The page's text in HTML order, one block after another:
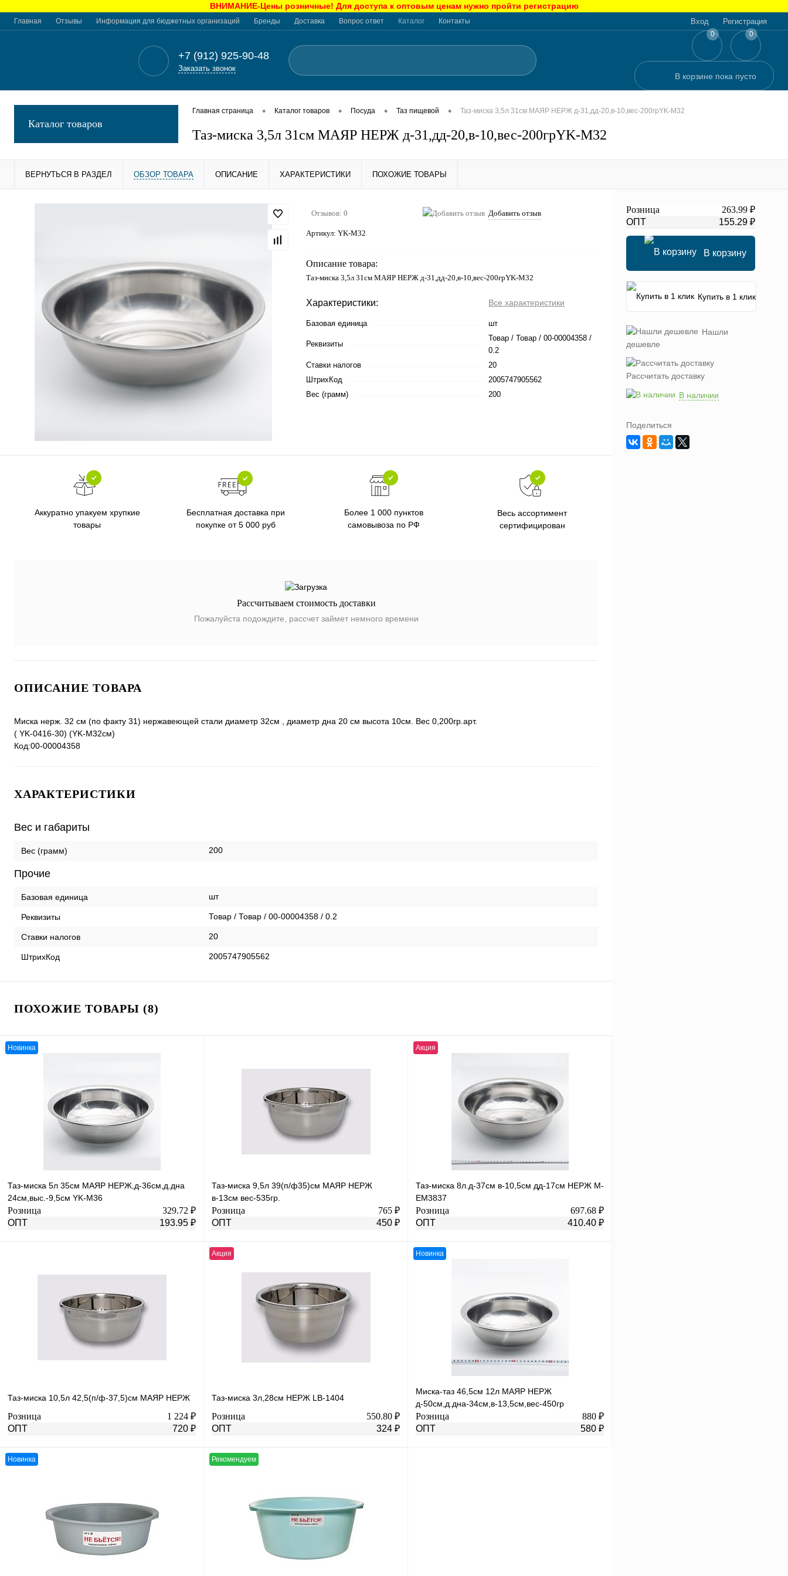
ВНИМАНИЕ-Цены розничные! Для доступа к оптовым ценам нужно пройти регистрацию
Главная Отзывы Информация для бюджетных организаций Бренды Доставка Вопрос ответ Каталог Контакты Вход Регистрация
+7 (912) 925-90-48
Заказать звонок
0 0
В корзине пока пусто
Каталог товаров
Главная страница • Каталог товаров • Посуда • Таз пищевой • Таз-миска 3,5л 31см МАЯР НЕРЖ д-31,дд-20,в-10,вес-200грYK-M32
Таз-миска 3,5л 31см МАЯР НЕРЖ д-31,дд-20,в-10,вес-200грYK-M32
ВЕРНУТЬСЯ В РАЗДЕЛ ОБЗОР ТОВАРА ОПИСАНИЕ ХАРАКТЕРИСТИКИ ПОХОЖИЕ ТОВАРЫ
Отзывов: 0 Добавить отзыв
Артикул: YK-M32
Описание товара:
Таз-миска 3,5л 31см МАЯР НЕРЖ д-31,дд-20,в-10,вес-200грYK-M32
Характеристики: Все характеристики
Базовая единица шт
Реквизиты
Товар / Товар / 00-00004358 /
0.2
Ставки налогов
20
ШтрихКод
2005747905562
Вес (грамм)
200
Аккуратно упакуем хрупкие
товары
Бесплатная доставка при
покупке от 5 000 руб
Более 1 000 пунктов
самовывоза по РФ
Весь ассортимент
сертифицирован
Рассчитываем стоимость доставки
Пожалуйста подождите, рассчет займет немного времени
ОПИСАНИЕ ТОВАРА
Миска нерж. 32 см (по факту 31) нержавеющей стали диаметр 32см , диаметр дна 20 см высота 10см. Вес 0,200гр.арт.
( YK-0416-30) (YK-M32см)
Код:00-00004358
ХАРАКТЕРИСТИКИ
Вес и габариты
Вес (грамм) 200
Прочие
Базовая единица шт
Реквизиты Товар / Товар / 00-00004358 / 0.2
Ставки налогов 20
ШтрихКод 2005747905562
ПОХОЖИЕ ТОВАРЫ (8)
Новинка
Таз-миска 5л 35см МАЯР НЕРЖ,д-36см,д.дна
24см,выс.-9,5см YK-M36
Розница
329.72 ₽
ОПТ
193.95 ₽
Купить в 1 клик К сравнению
наличии
Таз-миска 9,5л 39(п/ф35)см МАЯР НЕРЖ
в-13см вес-535гр.
Розница
765 ₽
ОПТ
450 ₽
Купить в 1 клик К сравнению
наличии
Акция
Таз-миска 8л.д-37см в-10,5см дд-17см НЕРЖ М-
ЕМ3837
Розница
697.68 ₽
ОПТ
410.40 ₽
Купить в 1 клик К сравнению
В избранное
наличии
Таз-миска 10,5л 42,5(п/ф-37,5)см МАЯР НЕРЖ
Розница
1 224 ₽
ОПТ
720 ₽
К сравнению
В избранное
наличии
Акция
Таз-миска 3л,28см НЕРЖ LB-1404
Розница
550.80 ₽
ОПТ
324 ₽
Купить в 1 клик К сравнению
В избранное
Новинка
Миска-таз 46,5см 12л МАЯР НЕРЖ
д-50см,д.дна-34см,в-13,5см,вес-450гр
Розница
880 ₽
ОПТ
580 ₽
Новинка Рекомендуем
Розница
263.99 ₽
ОПТ
155.29 ₽
В корзину
Купить в 1 клик
Нашли
дешевле
Рассчитать доставку
В наличии
Поделиться